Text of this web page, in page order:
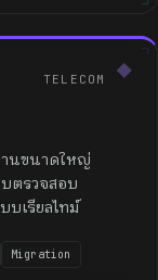
◆
TELECOM
านขนาดใหญ่
บตรวจสอบ
บเรียลไทม์
Migration